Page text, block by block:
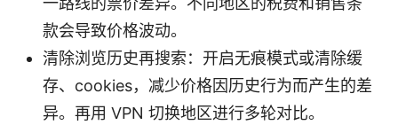
款会导致价格波动。
清除浏览历史再搜索：开启无痕模式或清除缓
存、cookies，减少价格因历史行为而产生的差
异。再用 VPN 切换地区进行多轮对比。